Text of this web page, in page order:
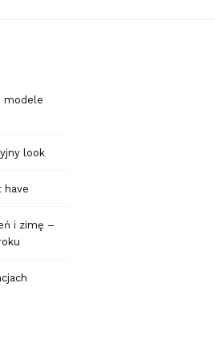
modele
look
have
i zimę –